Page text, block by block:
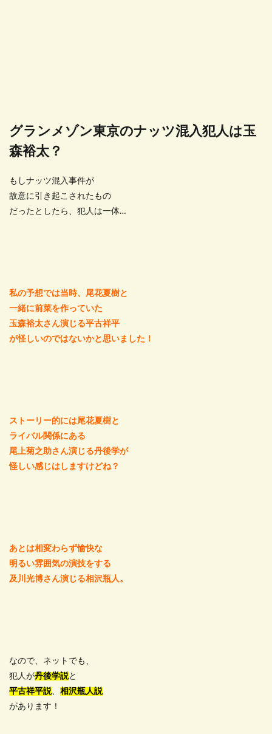
グランメゾン東京のナッツ混入犯人は玉
森裕太？
もしナッツ混入事件が
故意に引き起こされたもの
だったとしたら、犯人は一体…
私の予想では当時、尾花夏樹と
一緒に前菜を作っていた
玉森裕太さん演じる平古祥平
が怪しいのではないかと思いました！
ストーリー的には尾花夏樹と
ライバル関係にある
尾上菊之助さん演じる丹後学が
怪しい感じはしますけどね？
あとは相変わらず愉快な
明るい雰囲気の演技をする
及川光博さん演じる相沢瓶人。
なので、ネットでも、
犯人が丹後学説と
平古祥平説、 相沢瓶人説
があります！